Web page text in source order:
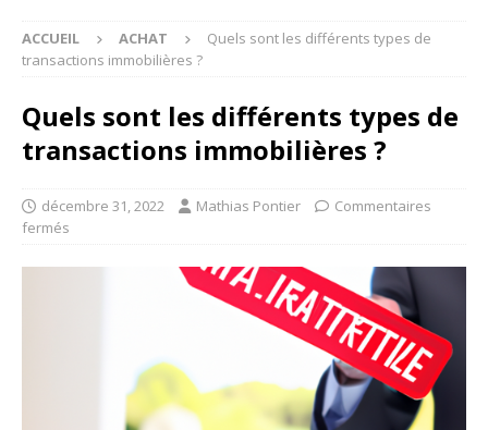
ACCUEIL ACHAT
Quels sont les différents types de
transactions immobilières ?
Quels sont les différents types de
transactions immobilières ?
décembre 31, 2022 Mathias Pontier
Commentaires
fermés